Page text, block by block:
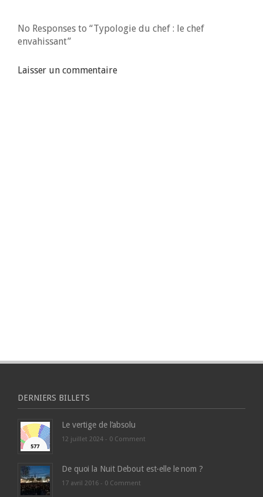
No Responses to “Typologie du chef : le chef
envahissant”
Laisser un commentaire
DERNIERS BILLETS
Le vertige de l’absolu
12 juillet 2024 - 0 Comment
De quoi la Nuit Debout est-elle le nom ?
17 avril 2016 - 0 Comment